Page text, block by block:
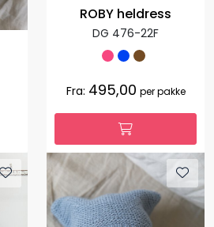
ROBY heldress
DG 476-22F
Fra: 495,00 per pakke